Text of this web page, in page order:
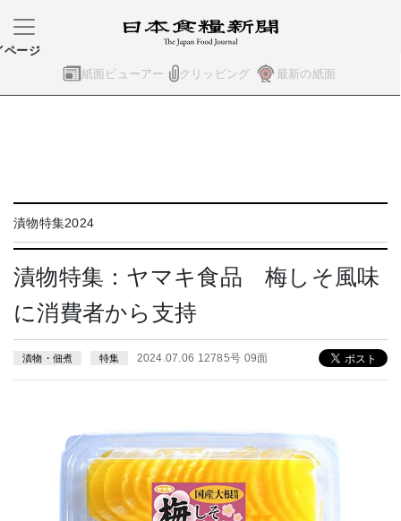
紙面ビューアー クリッピング 最新の紙面
ページ
漬物特集2024
漬物特集：ヤマキ食品 梅しそ風味
に消費者から支持
漬物・佃煮 特集 2024.07.06 12785号 09面